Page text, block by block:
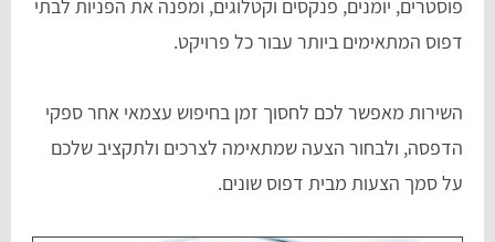
פוסטרים, יומנים, פנקסים וקטלוגים, ומפנה את הפניות לבתי
דפוס המתאימים ביותר עבור כל פרויקט.
השירות מאפשר לכם לחסוך זמן בחיפוש עצמאי אחר ספקי
הדפסה, ולבחור הצעה שמתאימה לצרכים ולתקציב שלכם
על סמך הצעות מבית דפוס שונים.